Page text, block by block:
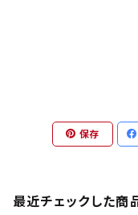
保存
最近チェックした商